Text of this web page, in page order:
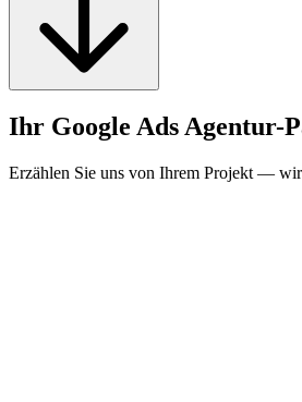
Ihr Google Ads Agentur-
Erzählen Sie uns von Ihrem Projekt —